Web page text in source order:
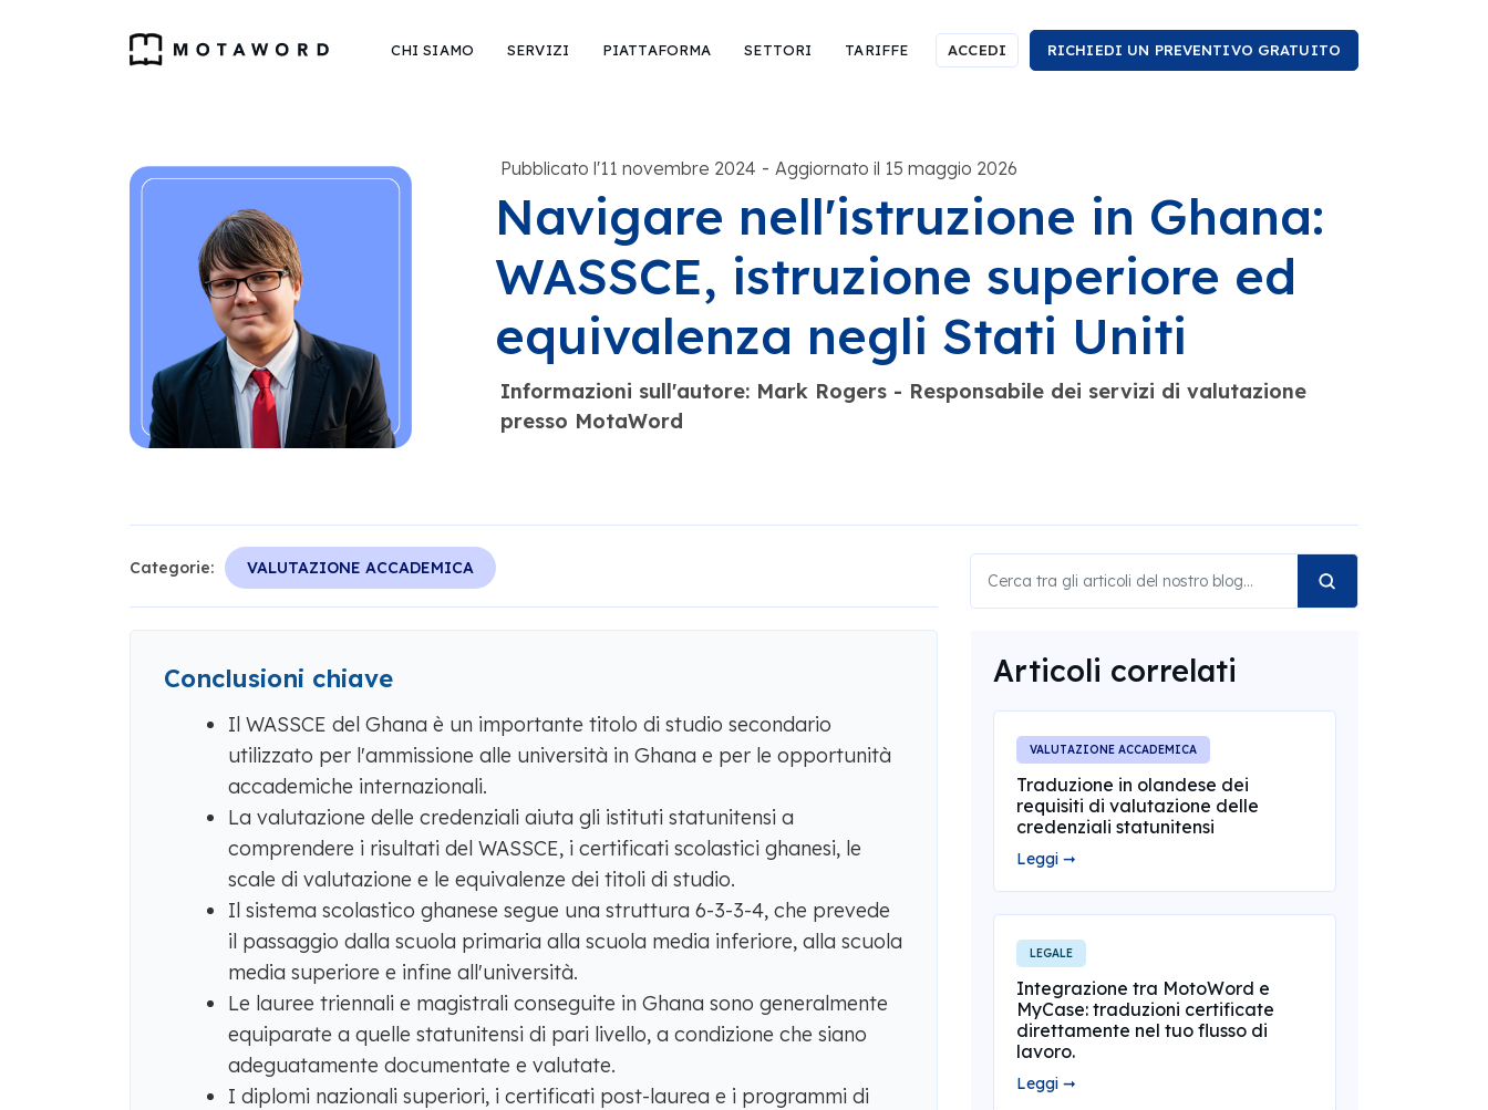
CHI SIAMO SERVIZI PIATTAFORMA SETTORI TARIFFE ACCEDI RICHIEDI UN PREVENTIVO GRATUITO
Pubblicato l'11 novembre 2024 - Aggiornato il 15 maggio 2026
Navigare nell'istruzione in Ghana:
WASSCE, istruzione superiore ed
equivalenza negli Stati Uniti
Informazioni sull'autore: Mark Rogers - Responsabile dei servizi di valutazione
presso MotaWord
Categorie: VALUTAZIONE ACCADEMICA
Conclusioni chiave
Il WASSCE del Ghana è un importante titolo di studio secondario
utilizzato per l'ammissione alle università in Ghana e per le opportunità
accademiche internazionali.
La valutazione delle credenziali aiuta gli istituti statunitensi a
comprendere i risultati del WASSCE, i certificati scolastici ghanesi, le
scale di valutazione e le equivalenze dei titoli di studio.
Il sistema scolastico ghanese segue una struttura 6-3-3-4, che prevede
il passaggio dalla scuola primaria alla scuola media inferiore, alla scuola
media superiore e infine all'università.
Le lauree triennali e magistrali conseguite in Ghana sono generalmente
equiparate a quelle statunitensi di pari livello, a condizione che siano
adeguatamente documentate e valutate.
I diplomi nazionali superiori, i certificati post-laurea e i programmi di
Articoli correlati
VALUTAZIONE ACCADEMICA
Traduzione in olandese dei
requisiti di valutazione delle
credenziali statunitensi
Leggi ➞
LEGALE
Integrazione tra MotoWord e
MyCase: traduzioni certificate
direttamente nel tuo flusso di
lavoro.
Leggi ➞